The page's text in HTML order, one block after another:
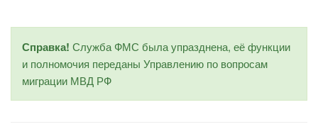
Справка! Служба ФМС была упразднена, её функции
и полномочия переданы Управлению по вопросам
миграции МВД РФ